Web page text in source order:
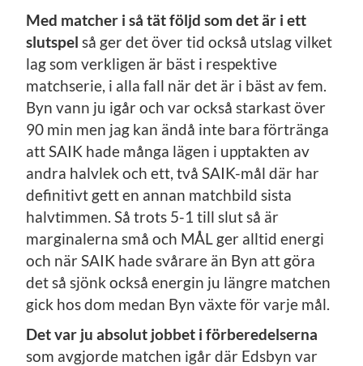
Med matcher i så tät följd som det är i ett
slutspel så ger det över tid också utslag vilket
lag som verkligen är bäst i respektive
matchserie, i alla fall när det är i bäst av fem.
Byn vann ju igår och var också starkast över
90 min men jag kan ändå inte bara förtränga
att SAIK hade många lägen i upptakten av
andra halvlek och ett, två SAIK-mål där har
definitivt gett en annan matchbild sista
halvtimmen. Så trots 5-1 till slut så är
marginalerna små och MÅL ger alltid energi
och när SAIK hade svårare än Byn att göra
det så sjönk också energin ju längre matchen
gick hos dom medan Byn växte för varje mål.
Det var ju absolut jobbet i förberedelserna
som avgjorde matchen igår där Edsbyn var